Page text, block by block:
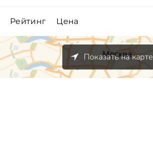
Рейтинг Цена
Показать на карте